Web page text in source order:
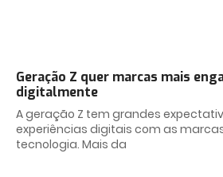
Geração Z quer marcas mais
digitalmente
A geração Z tem grandes
experiências digitais com as
tecnologia. Mais da